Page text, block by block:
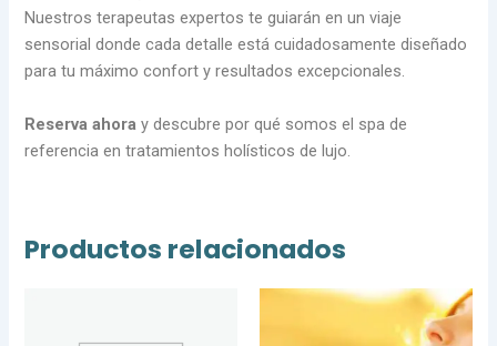
Nuestros terapeutas expertos te guiarán en un viaje
sensorial donde cada detalle está cuidadosamente diseñado
para tu máximo confort y resultados excepcionales.
Reserva ahora y descubre por qué somos el spa de
referencia en tratamientos holísticos de lujo.
Productos relacionados